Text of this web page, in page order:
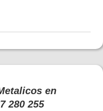
en
280 255